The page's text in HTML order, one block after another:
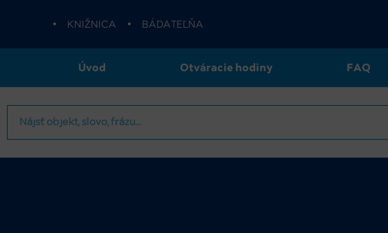
• KNIŽNICA • BÁDATEĽŇA
Úvod Otváracie hodiny FAQ